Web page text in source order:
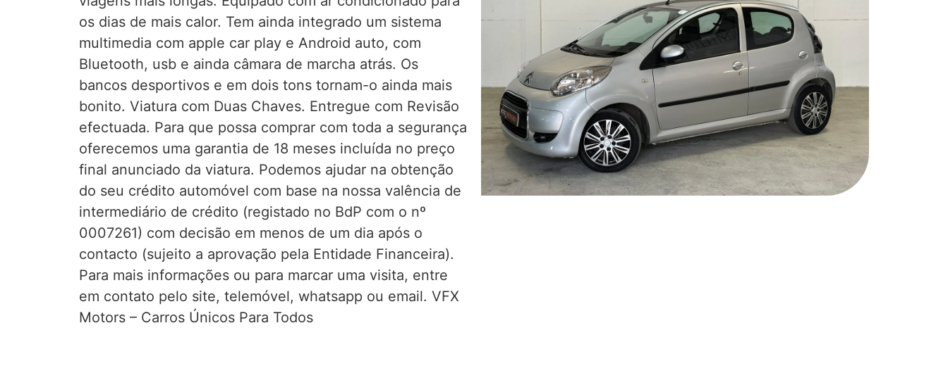
os dias de mais calor. Tem ainda integrado um sistema
multimedia com apple car play e Android auto, com
Bluetooth, usb e ainda câmara de marcha atrás. Os
bancos desportivos e em dois tons tornam-o ainda mais
bonito. Viatura com Duas Chaves. Entregue com Revisão
efectuada. Para que possa comprar com toda a segurança
oferecemos uma garantia de 18 meses incluída no preço
final anunciado da viatura. Podemos ajudar na obtenção
do seu crédito automóvel com base na nossa valência de
intermediário de crédito (registado no BdP com o nº
0007261) com decisão em menos de um dia após o
contacto (sujeito a aprovação pela Entidade Financeira).
Para mais informações ou para marcar uma visita, entre
em contato pelo site, telemóvel, whatsapp ou email. VFX
Motors – Carros Únicos Para Todos